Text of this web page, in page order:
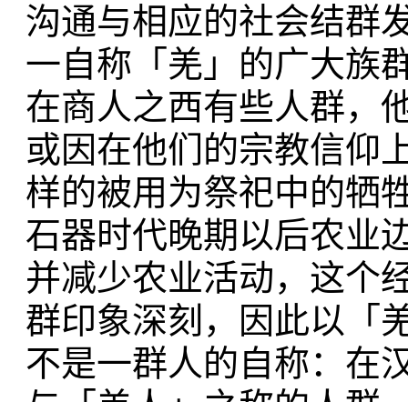
沟通与相应的社会结群
一自称「羌」的广大族
在商人之西有些人群，
或因在他们的宗教信仰
样的被用为祭祀中的牺
石器时代晚期以后农业
并减少农业活动，这个
群印象深刻，因此以「
不是一群人的自称：在